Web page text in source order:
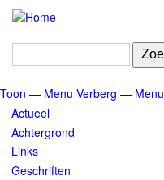
Overslaan
naar
gaan
Zoeken
Menu
Toon — Menu Verberg — Menu
Actueel
Achtergrond
Links
Geschriften